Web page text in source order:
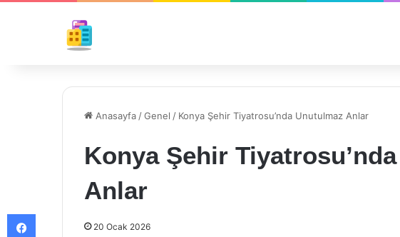
Anasayfa /Genel / Konya Şehir Tiyatrosu’nda Unutulmaz Anlar
Konya Şehir
Anlar
20 Ocak 2026
Facebook